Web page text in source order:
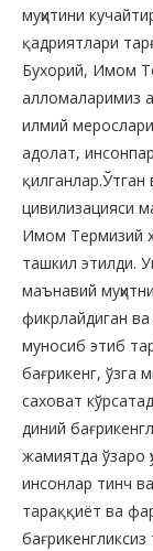
муҳитини
қадриятлари
Бухорий, Имом
алломаларимиз
илмий
адолат,
цивилизацияси
Имом Термизий
ташкил этилди.
маънавий
фикрлайдиган ва
муносиб этиб
бағрикенг, ўзга
саховат
диний
жамиятда ўзаро
инсонлар тинч
тараққиёт ва